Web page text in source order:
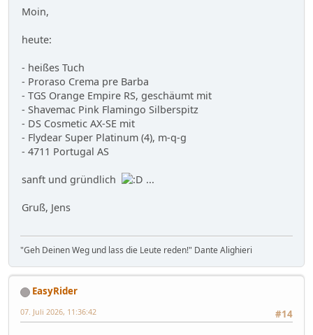
Moin,
heute:
- heißes Tuch
- Proraso Crema pre Barba
- TGS Orange Empire RS, geschäumt mit
- Shavemac Pink Flamingo Silberspitz
- DS Cosmetic AX-SE mit
- Flydear Super Platinum (4), m-q-g
- 4711 Portugal AS
sanft und gründlich ...
Gruß, Jens
"Geh Deinen Weg und lass die Leute reden!" Dante Alighieri
EasyRider
#14
07. Juli 2026, 11:36:42